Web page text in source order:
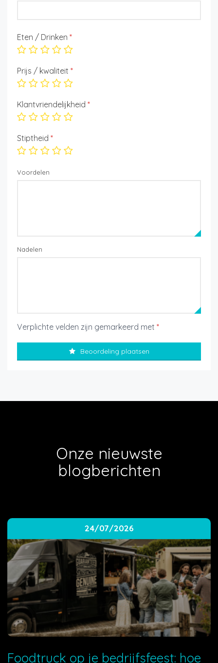
Eten / Drinken *
Prijs / kwaliteit *
Klantvriendelijkheid *
Stiptheid *
Voordelen
Nadelen
Verplichte velden zijn gemarkeerd met *
Beoordeling plaatsen
Onze nieuwste
blogberichten
24/07/2026
Foodtruck op je bedrijfsfeest: hoe